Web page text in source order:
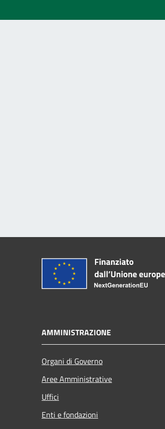
AMMINISTRAZIONE
Organi di Governo
Aree Amministrative
Uffici
Enti e fondazioni